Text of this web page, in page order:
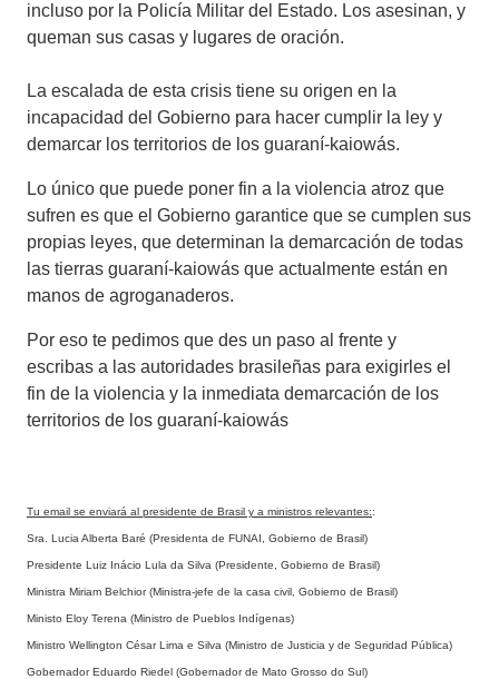
incluso por la Policía Militar del Estado. Los asesinan, y
queman sus casas y lugares de oración.
La escalada de esta crisis tiene su origen en la
incapacidad del Gobierno para hacer cumplir la ley y
demarcar los territorios de los guaraní-kaiowás.
Lo único que puede poner fin a la violencia atroz que
sufren es que el Gobierno garantice que se cumplen sus
propias leyes, que determinan la demarcación de todas
las tierras guaraní-kaiowás que actualmente están en
manos de agroganaderos.
Por eso te pedimos que des un paso al frente y
escribas a las autoridades brasileñas para exigirles el
fin de la violencia y la inmediata demarcación de los
territorios de los guaraní-kaiowás
Tu email se enviará al presidente de Brasil y a ministros relevantes::
Sra. Lucia Alberta Baré (Presidenta de FUNAI, Gobierno de Brasil)
Presidente Luiz Inácio Lula da Silva (Presidente, Gobierno de Brasil)
Ministra Miriam Belchior (Ministra-jefe de la casa civil, Gobierno de Brasil)
Ministo Eloy Terena (Ministro de Pueblos Indígenas)
Ministro Wellington César Lima e Silva (Ministro de Justicia y de Seguridad Pública)
Gobernador Eduardo Riedel (Gobernador de Mato Grosso do Sul)